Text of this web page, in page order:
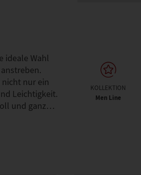
KOLLEKTION
Men Line
ideale Wahl
nur ein
Leichtigkeit.
und ganz…